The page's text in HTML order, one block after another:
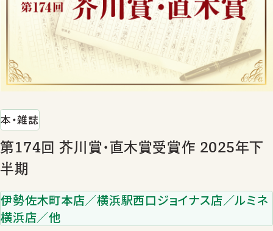
本・雑誌
第174回 芥川賞･直木賞受賞作 2025年下
半期
伊勢佐木町本店／横浜駅西口ジョイナス店／ルミネ
横浜店／他